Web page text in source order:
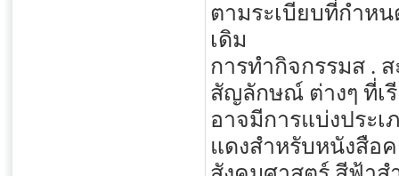
ตามระเบียบที่กำห
เดิม
การทำกิจกรรมส .
สัญลักษณ์ ต่างๆ ที่เ
อาจมีการแบ่งประ
แดงสำหรับหนังสือ